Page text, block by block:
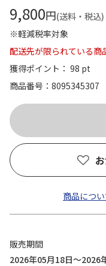
9,800円(送料・税込)
※軽減税率対象
配送先が限られている商
獲得ポイント： 98 pt
商品番号
8095345307
商品につ
販売期間
2026年05月18日～2026